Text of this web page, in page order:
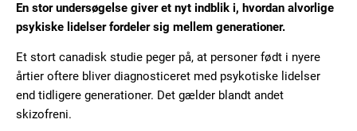
En stor undersøgelse giver et nyt indblik i, hvordan alvorlige
psykiske lidelser fordeler sig mellem generationer.
Et stort canadisk studie peger på, at personer født i nyere
årtier oftere bliver diagnosticeret med psykotiske lidelser
end tidligere generationer. Det gælder blandt andet
skizofreni.